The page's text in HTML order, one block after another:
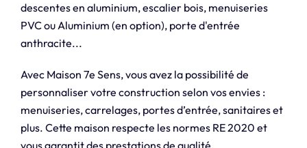
descentes en aluminium, escalier bois, menuiseries
PVC ou Aluminium (en option), porte d'entrée
anthracite...
Avec Maison 7e Sens, vous avez la possibilité de
personnaliser votre construction selon vos envies :
menuiseries, carrelages, portes d’entrée, sanitaires et
plus. Cette maison respecte les normes RE 2020 et